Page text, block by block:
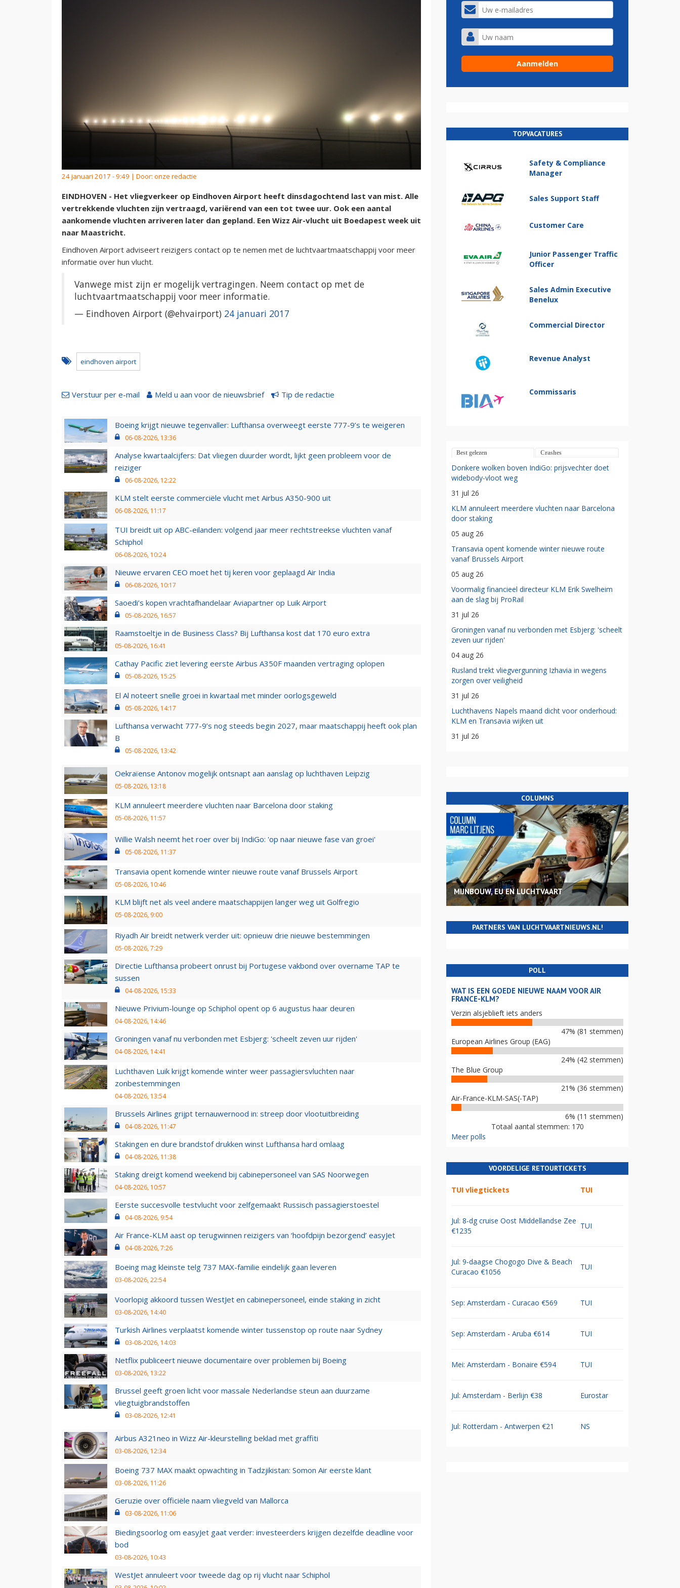
24 januari 2017 - 9:49 | Door: onze redactie
EINDHOVEN - Het vliegverkeer op Eindhoven Airport heeft dinsdagochtend last van mist. Alle
vertrekkende vluchten zijn vertraagd, variërend van een tot twee uur. Ook een aantal
aankomende vluchten arriveren later dan gepland. Een Wizz Air-vlucht uit Boedapest week uit
naar Maastricht.
Eindhoven Airport adviseert reizigers contact op te nemen met de luchtvaartmaatschappij voor meer
informatie over hun vlucht.
Vanwege mist zijn er mogelijk vertragingen. Neem contact op met de
luchtvaartmaatschappij voor meer informatie.
— Eindhoven Airport (@ehvairport) 24 januari 2017
eindhoven airport
Verstuur per e-mail Meld u aan voor de nieuwsbrief Tip de redactie
Boeing krijgt nieuwe tegenvaller: Lufthansa overweegt eerste 777-9’s te weigeren
06-08-2026, 13:36
Analyse kwartaalcijfers: Dat vliegen duurder wordt, lijkt geen probleem voor de
reiziger
06-08-2026, 12:22
KLM stelt eerste commerciële vlucht met Airbus A350-900 uit
06-08-2026, 11:17
TUI breidt uit op ABC-eilanden: volgend jaar meer rechtstreekse vluchten vanaf
Schiphol
06-08-2026, 10:24
Nieuwe ervaren CEO moet het tij keren voor geplaagd Air India
06-08-2026, 10:17
Saoedi’s kopen vrachtafhandelaar Aviapartner op Luik Airport
05-08-2026, 16:57
Raamstoeltje in de Business Class? Bij Lufthansa kost dat 170 euro extra
05-08-2026, 16:41
Cathay Pacific ziet levering eerste Airbus A350F maanden vertraging oplopen
05-08-2026, 15:25
El Al noteert snelle groei in kwartaal met minder oorlogsgeweld
05-08-2026, 14:17
Lufthansa verwacht 777-9’s nog steeds begin 2027, maar maatschappij heeft ook plan
B
05-08-2026, 13:42
Oekraïense Antonov mogelijk ontsnapt aan aanslag op luchthaven Leipzig
05-08-2026, 13:18
KLM annuleert meerdere vluchten naar Barcelona door staking
05-08-2026, 11:57
Willie Walsh neemt het roer over bij IndiGo: 'op naar nieuwe fase van groei'
05-08-2026, 11:37
Transavia opent komende winter nieuwe route vanaf Brussels Airport
05-08-2026, 10:46
KLM blijft net als veel andere maatschappijen langer weg uit Golfregio
05-08-2026, 9:00
Riyadh Air breidt netwerk verder uit: opnieuw drie nieuwe bestemmingen
05-08-2026, 7:29
Directie Lufthansa probeert onrust bij Portugese vakbond over overname TAP te
sussen
04-08-2026, 15:33
Nieuwe Privium-lounge op Schiphol opent op 6 augustus haar deuren
04-08-2026, 14:46
Groningen vanaf nu verbonden met Esbjerg: 'scheelt zeven uur rijden'
04-08-2026, 14:41
Luchthaven Luik krijgt komende winter weer passagiersvluchten naar
zonbestemmingen
04-08-2026, 13:54
Brussels Airlines grijpt ternauwernood in: streep door vlootuitbreiding
04-08-2026, 11:47
Stakingen en dure brandstof drukken winst Lufthansa hard omlaag
04-08-2026, 11:38
Staking dreigt komend weekend bij cabinepersoneel van SAS Noorwegen
04-08-2026, 10:57
Eerste succesvolle testvlucht voor zelfgemaakt Russisch passagierstoestel
04-08-2026, 9:54
Air France-KLM aast op terugwinnen reizigers van ‘hoofdpijn bezorgend’ easyJet
04-08-2026, 7:26
Boeing mag kleinste telg 737 MAX-familie eindelijk gaan leveren
03-08-2026, 22:54
Voorlopig akkoord tussen WestJet en cabinepersoneel, einde staking in zicht
03-08-2026, 14:40
Turkish Airlines verplaatst komende winter tussenstop op route naar Sydney
03-08-2026, 14:03
Netflix publiceert nieuwe documentaire over problemen bij Boeing
03-08-2026, 13:22
Brussel geeft groen licht voor massale Nederlandse steun aan duurzame
vliegtuigbrandstoffen
03-08-2026, 12:41
Airbus A321neo in Wizz Air-kleurstelling beklad met graffiti
03-08-2026, 12:34
Boeing 737 MAX maakt opwachting in Tadzjikistan: Somon Air eerste klant
03-08-2026, 11:26
Geruzie over officiële naam vliegveld van Mallorca
03-08-2026, 11:06
Biedingsoorlog om easyJet gaat verder: investeerders krijgen dezelfde deadline voor
bod
03-08-2026, 10:43
WestJet annuleert voor tweede dag op rij vlucht naar Schiphol
TOPVACATURES
Safety & Compliance
Manager
Sales Support Staff
Customer Care
Junior Passenger Traffic
Officer
Sales Admin Executive
Benelux
Commercial Director
Revenue Analyst
Commissaris
Best gelezen Crashes
Donkere wolken boven IndiGo: prijsvechter doet
widebody-vloot weg
31 jul 26
KLM annuleert meerdere vluchten naar Barcelona
door staking
05 aug 26
Transavia opent komende winter nieuwe route
vanaf Brussels Airport
05 aug 26
Voormalig financieel directeur KLM Erik Swelheim
aan de slag bij ProRail
31 jul 26
Groningen vanaf nu verbonden met Esbjerg: 'scheelt
zeven uur rijden'
04 aug 26
Rusland trekt vliegvergunning Izhavia in wegens
zorgen over veiligheid
31 jul 26
Luchthavens Napels maand dicht voor onderhoud:
KLM en Transavia wijken uit
31 jul 26
COLUMNS
MIJNBOUW, EU EN LUCHTVAART
PARTNERS VAN LUCHTVAARTNIEUWS.NL!
POLL
WAT IS EEN GOEDE NIEUWE NAAM VOOR AIR
FRANCE-KLM?
Verzin alsjeblieft iets anders
47% (81 stemmen)
European Airlines Group (EAG)
24% (42 stemmen)
The Blue Group
21% (36 stemmen)
Air-France-KLM-SAS(-TAP)
6% (11 stemmen)
Totaal aantal stemmen: 170
Meer polls
VOORDELIGE RETOURTICKETS
TUI vliegtickets TUI
Jul: 8-dg cruise Oost Middellandse Zee
€1235
TUI
Jul: 9-daagse Chogogo Dive & Beach
Curacao €1056
TUI
Sep: Amsterdam - Curacao €569 TUI
Sep: Amsterdam - Aruba €614 TUI
Mei: Amsterdam - Bonaire €594 TUI
Jul: Amsterdam - Berlijn €38 Eurostar
Jul: Rotterdam - Antwerpen €21 NS